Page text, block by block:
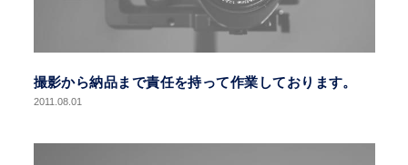
撮影から納品まで責任を持って作業しております。
2011.08.01